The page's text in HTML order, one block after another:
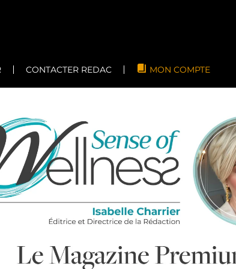
CONTACTER REDAC MON COMPTE